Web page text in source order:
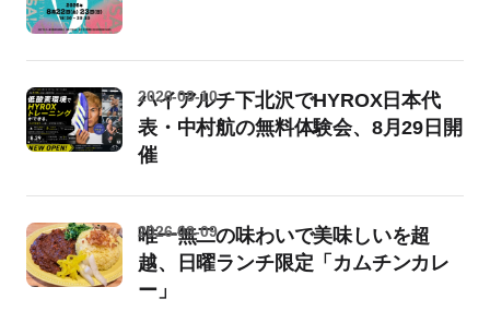
ハイアルチ下北沢でHYROX日本代
表・中村航の無料体験会、8月29日開
催
2026-08-10
唯一無二の味わいで美味しいを超
越、日曜ランチ限定「カムチンカレ
ー」
2026-08-09